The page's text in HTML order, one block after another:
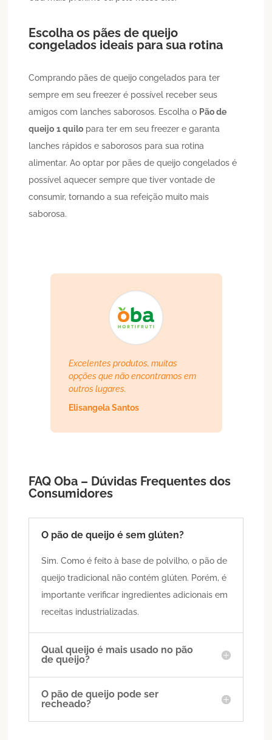
Escolha os pães de queijo
congelados ideais para sua rotina
Comprando pães de queijo congelados para ter
sempre em seu freezer é possível receber seus
amigos com lanches saborosos. Escolha o Pão de
queijo 1 quilo para ter em seu freezer e garanta
lanches rápidos e saborosos para sua rotina
alimentar. Ao optar por pães de queijo congelados é
possível aquecer sempre que tiver vontade de
consumir, tornando a sua refeição muito mais
saborosa.
Excelentes produtos, muitas
opções que não encontramos em
outros lugares.
Elisangela Santos
FAQ Oba – Dúvidas Frequentes dos
Consumidores
O pão de queijo é sem glúten?
Sim. Como é feito à base de polvilho, o pão de
queijo tradicional não contém glúten. Porém, é
importante verificar ingredientes adicionais em
receitas industrializadas.
Qual queijo é mais usado no pão
de queijo?
O pão de queijo pode ser
recheado?